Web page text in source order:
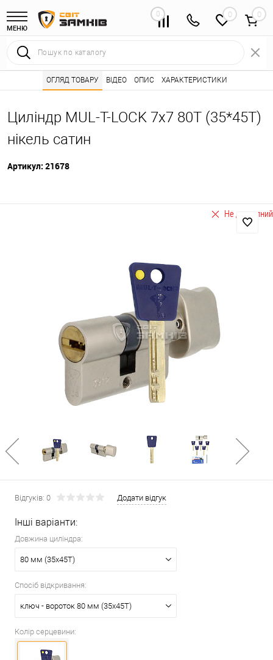
МЕНЮ
0 0
Інтернет магазин замків • Каталог товарів ⭐ • Серцевини
Циліндр MUL-T-LOCK 7x7 80T (35*45T)
нікель сатин
Артикул: 21678
ОГЛЯД ТОВАРУ ВІДЕО ОПИС ХАРАКТЕРИСТИКИ
Відгуків: 0 Додати відгук
Інші варіанти:
Довжина циліндра:
80 мм (35x45T)
Спосіб відкривання:
ключ - вороток 80 мм (35x45T)
Колір серцевини:
Не доступний